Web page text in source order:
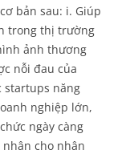
bản sau: i. Giúp
trong thị trường
ảnh thương
nỗi đau của
startups năng
nghiệp lớn,
ngày càng
cho nhân